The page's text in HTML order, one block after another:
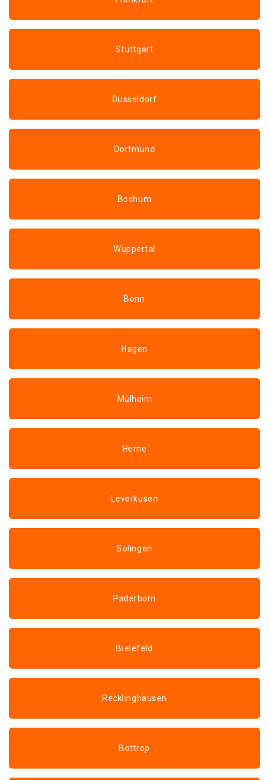
Stuttgart
Düsseldorf
Dortmund
Bochum
Wuppertal
Bonn
Hagen
Mülheim
Herne
Leverkusen
Solingen
Paderborn
Bielefeld
Recklinghausen
Bottrop